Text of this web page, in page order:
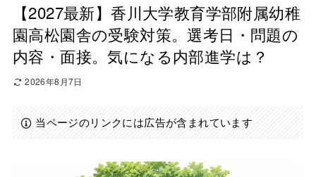
【2027最新】香川大学教育学部附属幼稚
園高松園舎の受験対策。選考日・問題の
内容・面接。気になる内部進学は？
2026年8月7日
当ページのリンクには広告が含まれています